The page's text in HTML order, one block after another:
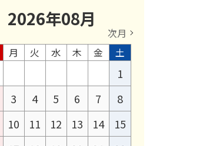
2026年08月
次月
月 火 水 木 金 土
1
3 4 5 6 7
8
10 11 12 13 14
15